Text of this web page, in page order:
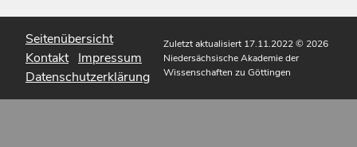
Seitenübersicht
Kontakt Impressum
Datenschutzerklärung
Zuletzt aktualisiert 17.11.2022© 2026
Niedersächsische Akademie der
Wissenschaften zu Göttingen